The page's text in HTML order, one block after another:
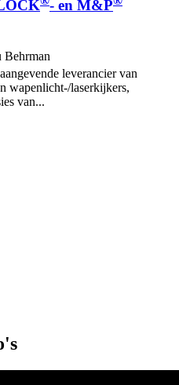
- en M&P
Behrman
leverancier van
wapenlicht-/laserkijkers,
van...